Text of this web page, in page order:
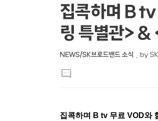
상
세
컨
텐
츠
본
문
제
목
집콕하며 B
링 특별관> &
NEWS/SK브로드밴드 소식 by
문
댓
글
집콕하며 B tv 무료 VOD와